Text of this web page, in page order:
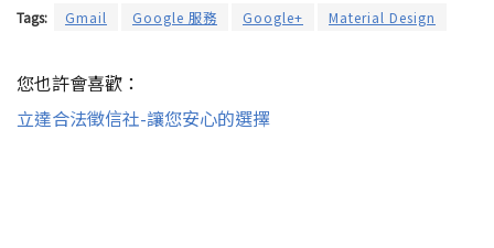
Tags: Gmail Google 服務 Google+ Material Design
您也許會喜歡：
立達合法徵信社-讓您安心的選擇